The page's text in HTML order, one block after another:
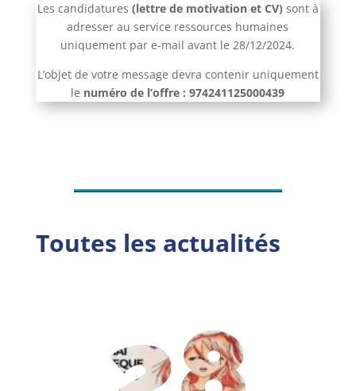
Les candidatures (lettre de motivation et CV) sont à
adresser au service ressources humaines
uniquement par e-mail avant le 28/12/2024.
L’objet de votre message devra contenir uniquement
le numéro de l’offre : 974241125000439
Toutes les actualités